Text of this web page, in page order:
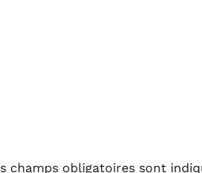
champs obligatoires sont